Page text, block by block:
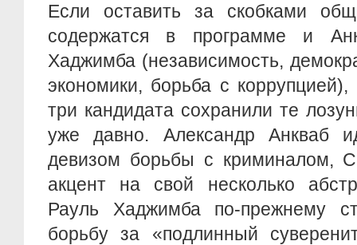
Если оставить за скобками
содержатся в программе и
Хаджимба (независимость,
экономики, борьба с
три кандидата сохранили те
уже давно. Александр Анкваб
девизом борьбы с криминалом,
акцент на свой несколько
Рауль Хаджимба по-прежнему
борьбу за «подлинный